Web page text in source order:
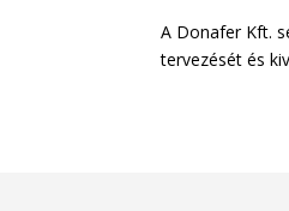
A Donafer Kft.
tervezését és